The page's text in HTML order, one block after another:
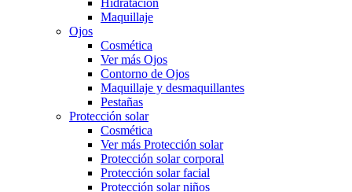
Hidratación
Maquillaje
Ojos
Cosmética
Ver más Ojos
Contorno de Ojos
Maquillaje y desmaquillantes
Pestañas
Protección solar
Cosmética
Ver más Protección solar
Protección solar corporal
Protección solar facial
Protección solar niños